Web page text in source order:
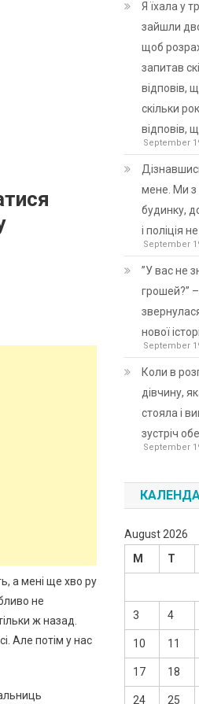
а мені ще хво ру
не
ж назад.
Але потім у нас
Я їхала у
зайшли
щоб
запитав
відповів,
скільки
відповів,
September
мене. Ми
будинку,
і поліція
September
”У вас не
грошей?”
нової
September
Коли в
дівчину,
стояла і
зустріч
September
August 2026
M
T
3 4
10 11
17 18
24 25